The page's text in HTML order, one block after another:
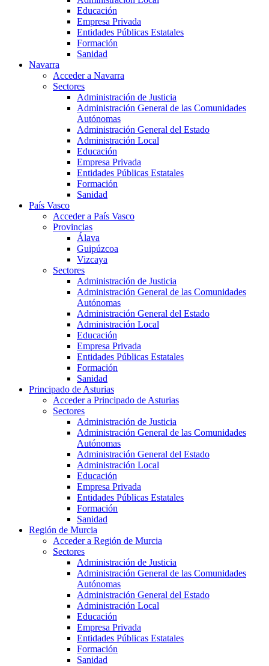
Educación
Empresa Privada
Entidades Públicas Estatales
Formación
Sanidad
Navarra
Acceder a Navarra
Sectores
Administración de Justicia
Administración General de las Comunidades
Autónomas
Administración General del Estado
Administración Local
Educación
Empresa Privada
Entidades Públicas Estatales
Formación
Sanidad
País Vasco
Acceder a País Vasco
Provincias
Álava
Guipúzcoa
Vizcaya
Sectores
Administración de Justicia
Administración General de las Comunidades
Autónomas
Administración General del Estado
Administración Local
Educación
Empresa Privada
Entidades Públicas Estatales
Formación
Sanidad
Principado de Asturias
Acceder a Principado de Asturias
Sectores
Administración de Justicia
Administración General de las Comunidades
Autónomas
Administración General del Estado
Administración Local
Educación
Empresa Privada
Entidades Públicas Estatales
Formación
Sanidad
Región de Murcia
Acceder a Región de Murcia
Sectores
Administración de Justicia
Administración General de las Comunidades
Autónomas
Administración General del Estado
Administración Local
Educación
Empresa Privada
Entidades Públicas Estatales
Formación
Sanidad